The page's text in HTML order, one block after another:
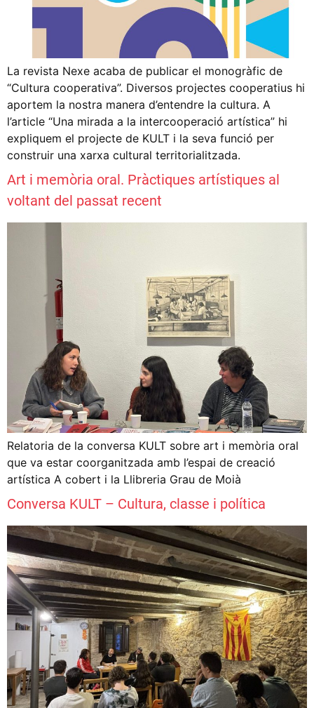
La revista Nexe acaba de publicar el monogràfic de
“Cultura cooperativa”. Diversos projectes cooperatius hi
aportem la nostra manera d’entendre la cultura. A
l’article “Una mirada a la intercooperació artística” hi
expliquem el projecte de KULT i la seva funció per
construir una xarxa cultural territorialitzada.
Art i memòria oral. Pràctiques artístiques al
voltant del passat recent
Relatoria de la conversa KULT sobre art i memòria oral
que va estar coorganitzada amb l’espai de creació
artística A cobert i la Llibreria Grau de Moià
Conversa KULT – Cultura, classe i política